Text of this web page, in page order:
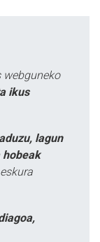
webguneko
ikus
lagun
hobeak